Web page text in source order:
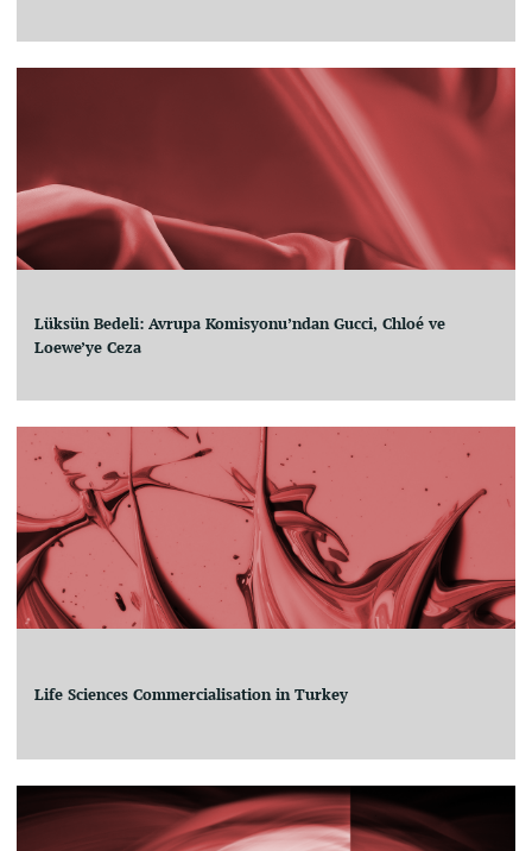
Lüksün Bedeli: Avrupa Komisyonu’ndan Gucci, Chloé ve
Loewe’ye Ceza
Life Sciences Commercialisation in Turkey